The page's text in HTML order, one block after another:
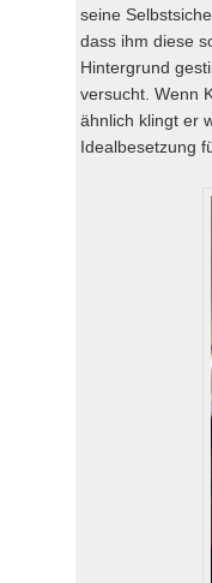
seine
dass ihm diese
Hintergrund
versucht. Wenn
ähnlich klingt er
Idealbesetzung